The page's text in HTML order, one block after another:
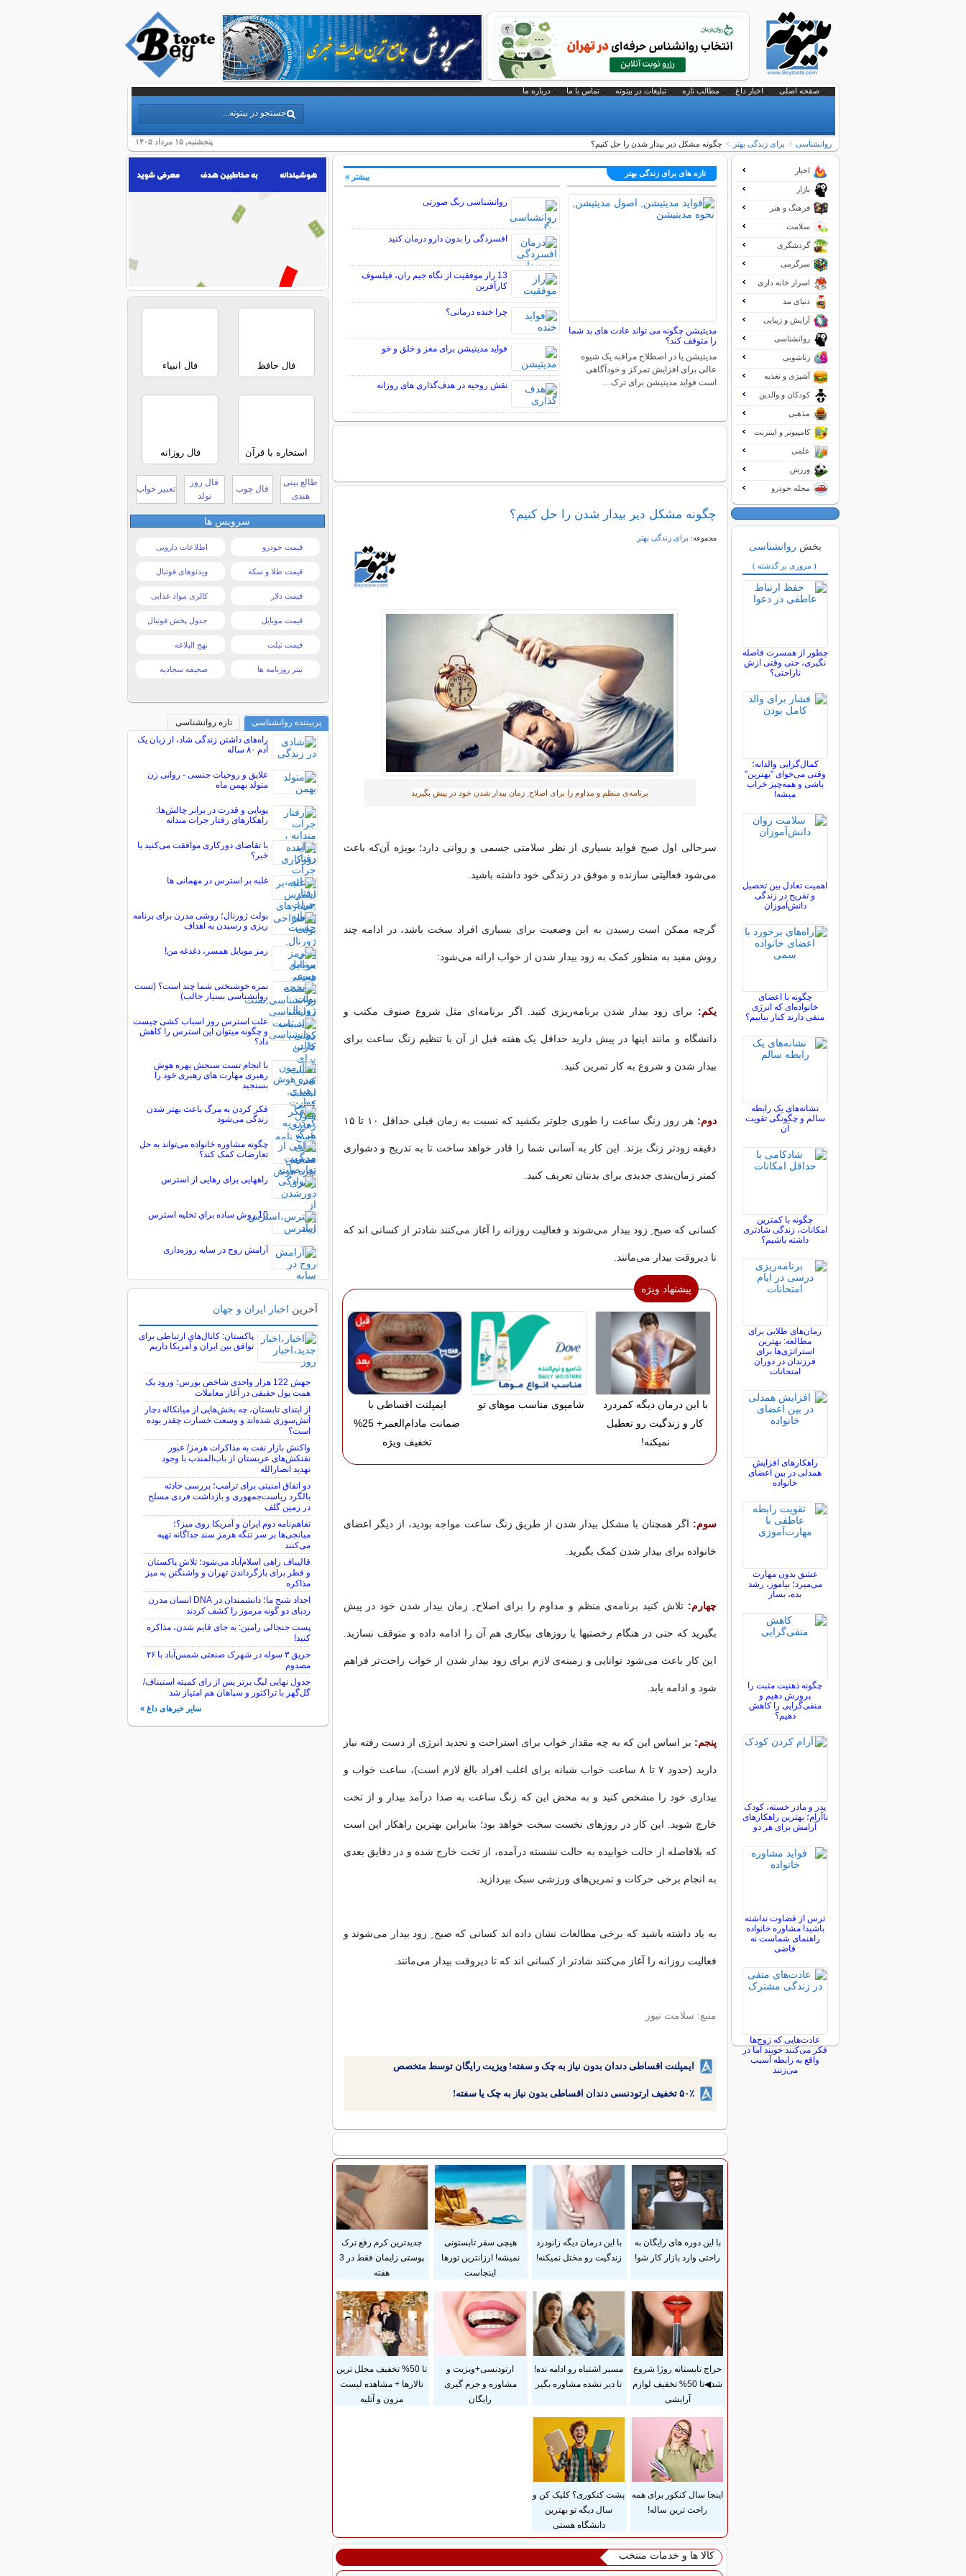
صفحه اصلی اخبار داغ مطالب تازه تبلیغات در بیتوته تماس با ما درباره ما
پنجشنبه, ۱۵ مرداد ۱۴۰۵ روانشناسی برای زندگی بهتر چگونه مشکل دیر بیدار شدن را حل کنیم؟
تازه های برای زندگی بهتر
مدیتیشن چگونه می تواند عادت های بد شما
را متوقف کند؟
مدیتیشن یا در اصطلاح مراقبه یک شیوه
عالی برای افزایش تمرکز و خودآگاهی
است فواید مدیتیشن برای ترک…
روانشناسی رنگ صورتی
افسردگی را بدون دارو درمان کنید
13 راز موفقیت از نگاه جیم ران، فیلسوف
کارآفرین
چرا خنده درمانی؟
فواید مدیتیشن برای مغز و خلق و خو
نقش روحیه در هدف‌گذاری‌ های روزانه
بیشتر »
چگونه مشکل دیر بیدار شدن را حل کنیم؟
مجموعه: برای زندگی بهتر
برنامه‌ی منظم و مداوم را برای اصلاح ِ زمان بیدار شدن خود در پیش بگیرید‎
سرحالی اول صبح فواید بسیاری از نظر سلامتی جسمی و روانی دارد؛ بویژه آن‌که باعث
می‌شود فعالیتی سازنده و موفق در زندگی خود داشته باشید.
گرچه ممکن است رسیدن به این وضعیت برای بسیاری افراد سخت باشد، در ادامه چند
روش مفید به منظور کمک به زود بیدار شدن از خواب ارائه می‌شود:
یکم: برای زود بیدار شدن برنامه‌ریزی کنید. اگر برنامه‌ای مثل شروع صنوف مکتب و
دانشگاه و مانند اینها در پیش دارید حداقل یک هفته قبل از آن با تنظیم زنگ ساعت برای
بیدار شدن و شروع به کار تمرین کنید.
دوم: هر روز زنگ ساعت را طوری جلوتر بکشید که نسبت به زمان قبلی حداقل ۱۰ تا ۱۵
دقیقه زودتر زنگ بزند. این کار به آسانی شما را قادر خواهد ساخت تا به تدریج و دشواری
کمتر زمان‌بندی جدیدی برای بدنتان تعریف کنید.
کسانی که صبح ِ زود بیدار می‌شوند و فعالیت روزانه را آغاز می‌کنند شادتر از کسانی اند که
تا دیروقت بیدار می‌مانند.
پیشنهاد ویژه
با این درمان دیگه کمردرد
کار و زندگیت رو تعطیل
نمیکنه!
شامپوی مناسب موهای تو
ایمپلنت اقساطی با
ضمانت مادام‌العمر+ 25%
تخفیف ویژه
سوم: اگر همچنان با مشکل بیدار شدن از طریق زنگ ساعت مواجه بودید، از دیگر اعضای
خانواده برای بیدار شدن کمک بگیرید.
چهارم: تلاش کنید برنامه‌ی منظم و مداوم را برای اصلاح ِ زمان بیدار شدن خود در پیش
بگیرید که حتی در هنگام رخصتی‎ها یا روزهای بیکاری هم آن را ادامه داده و متوقف نسازید.
این کار باعث می‌شود توانایی و زمینه‌ی لازم برای زود بیدار شدن از خواب راحت‌تر فراهم
شود و ادامه یابد.
پنجم: بر اساس این که به چه مقدار خواب برای استراحت و تجدید انرژی از دست رفته نیاز
دارید (حدود ۷ تا ۸ ساعت خواب شبانه برای اغلب افراد بالغ لازم است)، ساعت خواب و
بیداری خود را مشخص کنید و به محض این که زنگ ساعت به صدا درآمد بیدار و از تخت
خارج شوید. این کار در روزهای نخست سخت خواهد بود؛ بنابراین بهترین راهکار این است
که بلافاصله از حالت خوابیده به حالت نشسته درآمده، از تخت خارج شده و در دقایق بعدی
به انجام برخی حرکات و تمرین‌های ورزشی سبک بپردازید.
به یاد داشته باشید که برخی مطالعات نشان داده اند کسانی که صبح ِ زود بیدار می‌شوند و
فعالیت روزانه را آغاز می‌کنند شادتر از کسانی اند که تا دیروقت بیدار می‌مانند.
منبع: سلامت نیوز
ایمپلنت اقساطی دندان بدون نیاز به چک و سفته! ویزیت رایگان توسط متخصص
۵۰٪ تخفیف ارتودنسی دندان اقساطی بدون نیاز به چک یا سفته!
با این دوره های رایگان به
راحتی وارد بازار کار شو!
با این درمان دیگه زانودرد
زندگیت رو مختل نمیکنه!
هیچی سفر تابستونی
نمیشه! ارزانترین تورها
اینجاست
جدیدترین کرم رفع ترک
پوستی زایمان فقط در 3
هفته
حراج تابستانه روژا شروع
شد◀تا 50% تخفیف لوازم
آرایشی
مسیر اشتباه رو ادامه نده!
تا دیر نشده مشاوره بگیر
ارتودنسی+ویزیت و
مشاوره و جرم گیری
رایگان
تا 50% تخفیف مجلل ترین
تالارها + مشاهده لیست
مزون و آتلیه
اینجا سال کنکور برای همه
راحت ترین ساله!
پشت کنکوری؟ کلیک کن و
سال دیگه تو بهترین
دانشگاه هستی
کالا ها و خدمات منتخب
اخبار
بازار
فرهنگ و هنر
سلامت
گردشگری
سرگرمی
اسرار خانه داری
دنیای مد
آرایش و زیبایی
روانشناسی
زناشویی
آشپزی و تغذیه
کودکان و والدین
مذهبی
کامپیوتر و اینترنت
علمی
ورزش
مجله خودرو
بخش روانشناسی
( مروری بر گذشته )
چطور از همسرت فاصله
نگيری، حتی وقتی ازش
ناراحتی؟
کمال‌گرایی والدانه؛
وقتی می‌خوای "بهترین"
باشی و همه‌چیز خراب
میشه!
اهمیت تعادل بین تحصیل
و تفریح در زندگی
دانش‌آموزان
چگونه با اعضای
خانواده‌ای که انرژی
منفی دارند کنار بیاییم؟
نشانه‌های یک رابطه
سالم و چگونگی تقویت
آن
چگونه با کمترین
امکانات، زندگی شادتری
داشته باشیم؟
زمان‌های طلایی برای
مطالعه: بهترین
استراتژی‌ها برای
فرزندان در دوران
امتحانات
راهکارهای افزایش
همدلی در بین اعضای
خانواده
عشق بدون مهارت
می‌میرد؛ بیاموز، رشد
بده، بساز
چگونه ذهنیت مثبت را
پرورش دهیم و
منفی‌گرایی را کاهش
دهیم؟
پدر و مادر خسته، کودک
ناآرام؛ بهترین راهکارهای
آرامش برای هر دو
ترس از قضاوت نداشته
باشید! مشاوره خانواده
راهنمای شماست نه
قاضی
عادت‌هایی که زوج‌ها
فکر می‌کنند خوبند اما در
واقع به رابطه آسیب
می‌زنند
فال حافظ فال انبیاء
استخاره با قرآن فال روزانه
طالع بینی
هندی
فال چوب
فال روز
تولد
تعبیر خواب
سرویس ها
قیمت خودرو اطلاعات دارویی
قیمت طلا و سکه ویدئوهای فوتبال
قیمت دلار کالری مواد غذایی
قیمت موبایل جدول پخش فوتبال
قیمت تبلت نهج البلاغه
تیتر روزنامه ها صحیفه سجادیه
پربیننده روانشناسی
تازه روانشناسی
راه‌های داشتن زندگی شاد، از زبان یک
آدم ۸۰ ساله
علایق و روحیات جنسی - روانی زن
متولد بهمن ماه
پویایی و قدرت در برابر چالش‌ها:
راهکارهای رفتار جرات مندانه
با تقاضای دورکاری موافقت می‌کنید یا
خیر؟
غلبه بر استرس در مهمانی ها
بولت ژورنال؛ روشی مدرن برای برنامه
ریزی و رسیدن به اهداف
رمز موبایل همسر، دغدغه من!
نمره خوشبختی شما چند است؟ (تست
روانشناسی بسیار جالب)
علت استرس روز اسباب کشی چیست
و چگونه میتوان این استرس را کاهش
داد؟
با انجام تست سنجش بهره هوش
رهبری مهارت های رهبری خود را
بسنجید
فکر کردن به مرگ باعث بهتر شدن
زندگی می‌شود
چگونه مشاوره خانواده می‌تواند به حل
تعارضات کمک کند؟
راههایی برای رهایی از استرس
10 روش ساده براي تخليه استرس
آرامش روح در سایه روزه‌داری
آخرین اخبار ایران و جهان
پاکستان: کانال‌های ارتباطی برای
توافق بین ایران و آمریکا داریم
جهش 122 هزار واحدی شاخص بورس؛ ورود یک
همت پول حقیقی در آغاز معاملات
از ابتدای تابستان، چه بخش‌هایی از میانکاله دچار
آتش‌سوزی شده‌اند و وسعت خسارت چقدر بوده
است؟
واکنش بازار نفت به مذاکرات هرمز/ عبور
نفتکش‌های عربستان از باب‌المندب با وجود
تهدید انصارالله
دو اتفاق امنیتی برای ترامپ؛ بررسی حادثه
بالگرد ریاست‌جمهوری و بازداشت فردی مسلح
در زمین گلف
تفاهم‌نامه دوم ایران و آمریکا روی میز؟؛
میانجی‌ها بر سر تنگه هرمز سند جداگانه تهیه
می‌کنند
قالیباف راهی اسلام‌آباد می‌شود؛ تلاش پاکستان
و قطر برای بازگرداندن تهران و واشنگتن به میز
مذاکره
اجداد شبح ما؛ دانشمندان در DNA انسان مدرن
ردپای دو گونه مرموز را کشف کردند
پست جنجالی رامین: به جای قایم شدن، مذاکره
کنید!
حریق ۳ سوله در شهرک صنعتی شمس‌آباد با ۲۶
مصدوم
جدول نهایی لیگ برتر پس از رای کمیته استیناف/
گل‌گهر با تراکتور و سپاهان هم امتیاز شد
سایر خبرهای داغ »